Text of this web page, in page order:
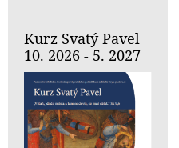
Kurz Svatý Pavel
10. 2026 - 5. 2027